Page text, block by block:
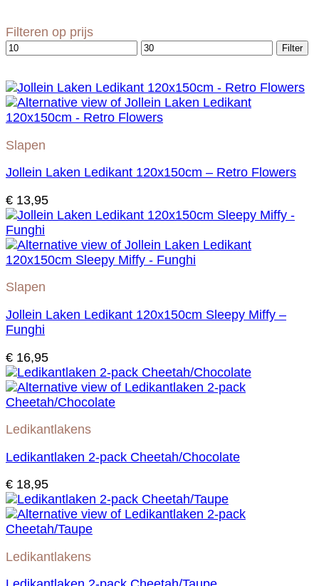
Filteren op prijs
Min.
Max.
Filter
Slapen
Jollein Laken Ledikant 120x150cm – Retro Flowers
€ 13,95
Slapen
Jollein Laken Ledikant 120x150cm Sleepy Miffy –
Funghi
€ 16,95
Ledikantlakens
Ledikantlaken 2-pack Cheetah/Chocolate
€ 18,95
Ledikantlakens